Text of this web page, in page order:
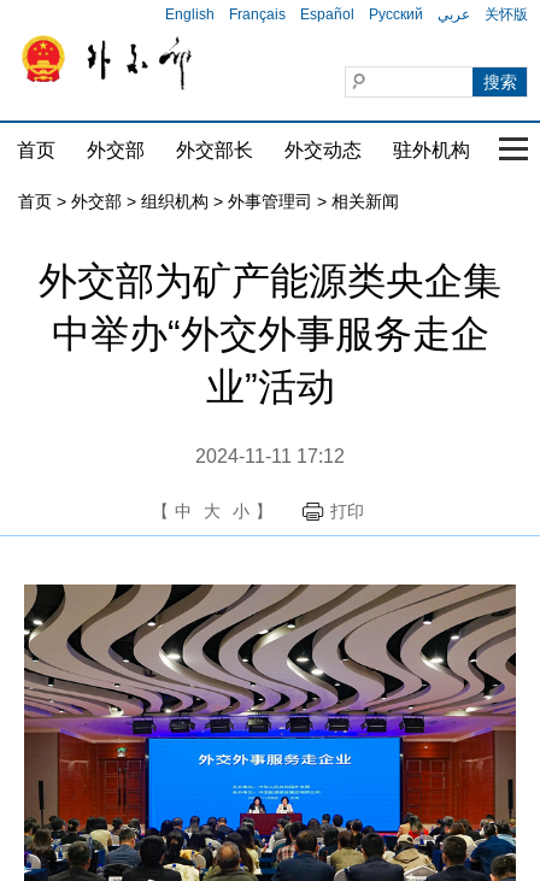
English Français Español Русский عربي 关怀版
首页 外交部 外交部长 外交动态 驻外机构 国
首页 > 外交部 > 组织机构 > 外事管理司 > 相关新闻
外交部为矿产能源类央企集
中举办“外交外事服务走企
业”活动
2024-11-11 17:12
【 中 大 小 】 打印